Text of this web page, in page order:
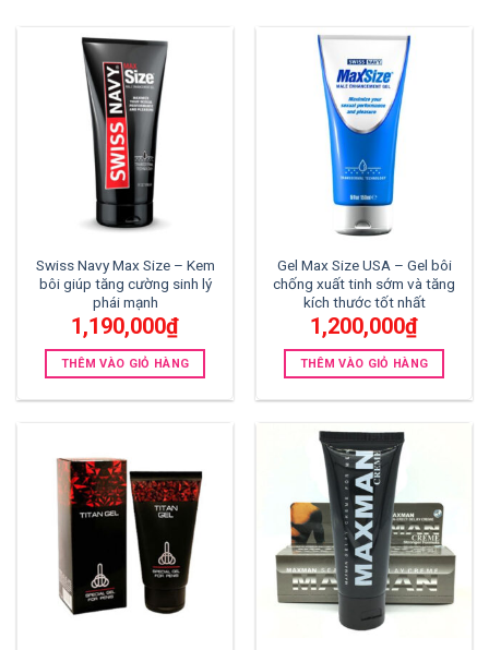
Swiss Navy Max Size – Kem
bôi giúp tăng cường sinh lý
phái mạnh
1,190,000₫
THÊM VÀO GIỎ HÀNG
Gel Max Size USA – Gel bôi
chống xuất tinh sớm và tăng
kích thước tốt nhất
1,200,000₫
THÊM VÀO GIỎ HÀNG